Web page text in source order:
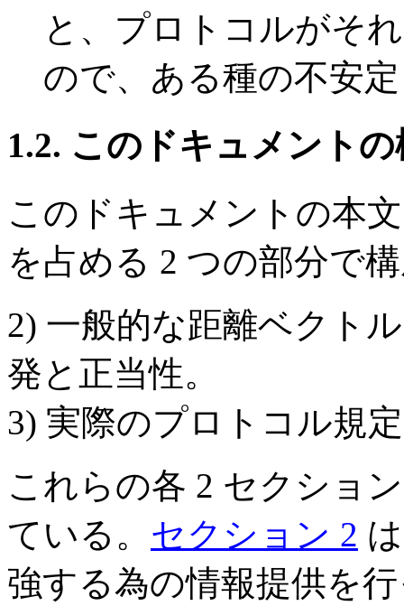
と、プロトコルがそ
ので、ある種の不安
1.2. このドキュメントの
このドキュメントの本
を占める 2 つの部分で
2) 一般的な距離ベクト
発と正当性。
3) 実際のプロトコル規定
これらの各 2 セクショ
ている。 セクション 2
強する為の情報提供を